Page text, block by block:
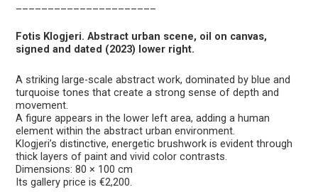
Fotis Klogjeri. Abstract urban scene, oil on canvas,
signed and dated (2023) lower right.
A striking large-scale abstract work, dominated by blue and
turquoise tones that create a strong sense of depth and
movement.
A figure appears in the lower left area, adding a human
element within the abstract urban environment.
Klogjeri’s distinctive, energetic brushwork is evident through
thick layers of paint and vivid color contrasts.
Dimensions: 80 × 100 cm
Its gallery price is €2,200.